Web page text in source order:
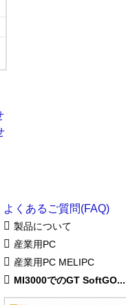
よくあるご質問(FAQ)
製品について
産業用PC
産業用PC MELIPC
MI3000でのGT SoftGO...